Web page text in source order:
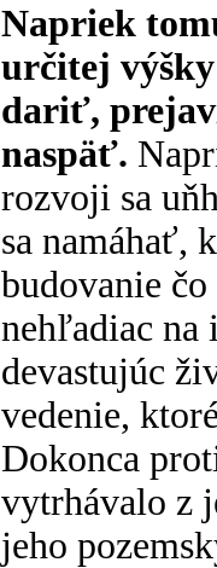
Napriek
určitej
dariť,
naspäť.
rozvoji sa
sa namáhať,
budovanie
nehľadiac na
devastujúc
vedenie,
Dokonca
vytrhávalo z
jeho